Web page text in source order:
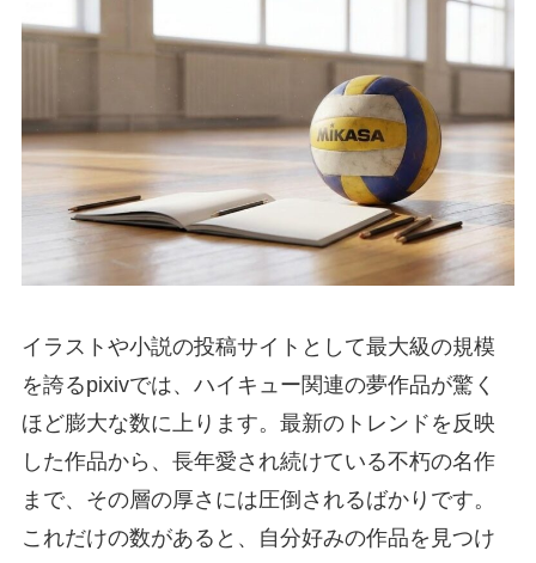
イラストや小説の投稿サイトとして最大級の規模
を誇るpixivでは、ハイキュー関連の夢作品が驚く
ほど膨大な数に上ります。最新のトレンドを反映
した作品から、長年愛され続けている不朽の名作
まで、その層の厚さには圧倒されるばかりです。
これだけの数があると、自分好みの作品を見つけ